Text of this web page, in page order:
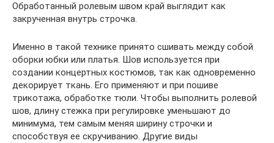
Обработанный ролевым швом край выглядит как
закрученная внутрь строчка.
Именно в такой технике принято сшивать между собой
оборки юбки или платья. Шов используется при
создании концертных костюмов, так как одновременно
декорирует ткань. Его применяют и при пошиве
трикотажа, обработке тюли. Чтобы выполнить ролевой
шов, длину стежка при регулировке уменьшают до
минимума, тем самым меняя ширину строчки и
способствуя ее скручиванию. Другие виды